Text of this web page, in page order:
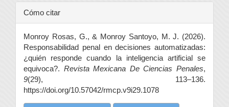
Detalles
del
artículo
Cómo citar
Monroy Rosas, G., & Monroy Santoyo, M. J. (2026).
Responsabilidad penal en decisiones automatizadas:
¿quién responde cuando la inteligencia artificial se
equivoca?. Revista Mexicana De Ciencias Penales,
9(29), 113–136.
https://doi.org/10.57042/rmcp.v9i29.1078